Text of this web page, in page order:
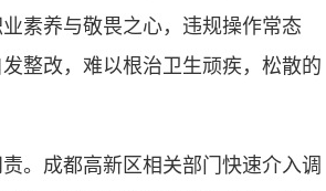
素养与敬畏之心，违规操作常态
整改，难以根治卫生顽疾，松散的
成都高新区相关部门快速介入调